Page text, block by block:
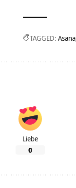
TAGGED: Asana
Liebe
0